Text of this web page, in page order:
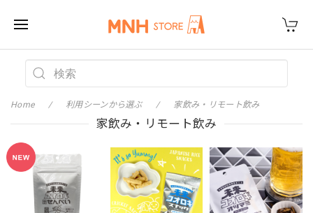
Home 利用シーンから選ぶ 家飲み・リモート飲み
家飲み・リモート飲み